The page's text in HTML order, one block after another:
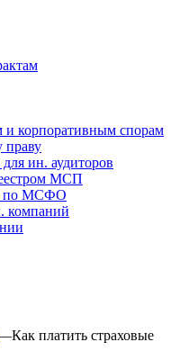
и корпоративным спорам
праву
ин. аудиторов
МСП
по МСФО
компаний
Как платить страховые